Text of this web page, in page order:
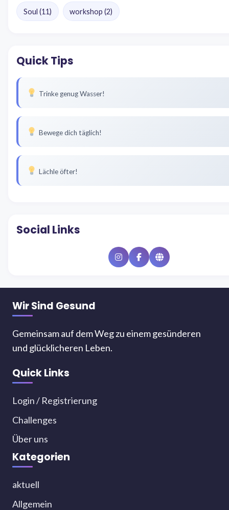
Soul (11) workshop(2)
Quick Tips
Trinke genug Wasser!
Bewege dich täglich!
Lächle öfter!
Social Links
InstagramFacebookWebsite
Wir Sind Gesund
Gemeinsam auf dem Weg zu einem gesünderen
und glücklicheren Leben.
Quick Links
Login / Registrierung
Challenges
Über uns
Kategorien
aktuell
Allgemein